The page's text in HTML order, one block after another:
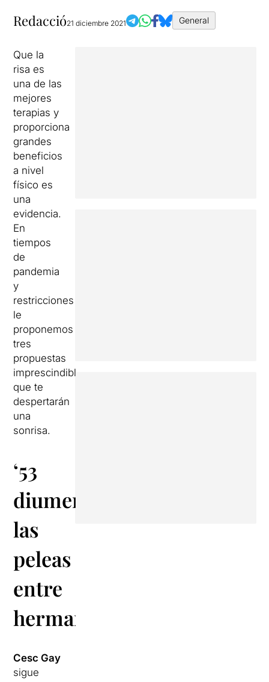
Redacció21 diciembre 2021 General
Que la
risa es
una de las
mejores
terapias y
proporciona
grandes
beneficios
a nivel
físico es
una
evidencia.
En
tiempos
de
pandemia
y
restricciones
le
proponemos
tres
propuestas
imprescindibles
que te
despertarán
una
sonrisa.
‘53
diumenges
las
peleas
entre
hermanos
Cesc Gay
sigue